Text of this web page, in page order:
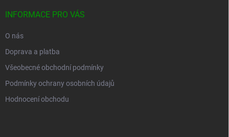
INFORMACE PRO VÁS
O nás
Doprava a platba
Všeobecné obchodní podmínky
Podmínky ochrany osobních údajů
Hodnocení obchodu